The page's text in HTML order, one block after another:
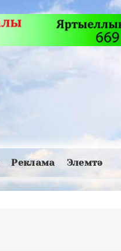
Реклама Элемтә